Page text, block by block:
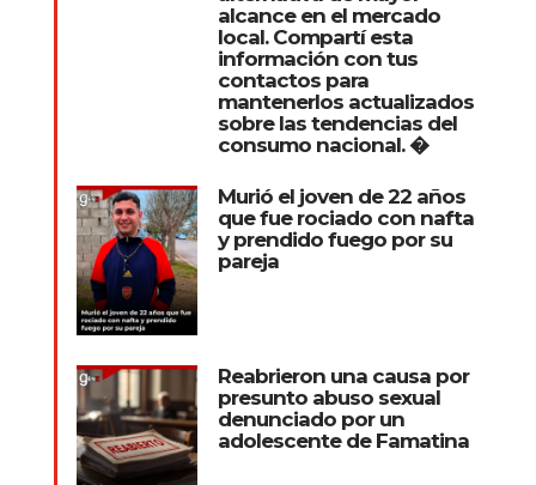
alcance en el mercado
local. Compartí esta
información con tus
contactos para
mantenerlos actualizados
sobre las tendencias del
consumo nacional. �
Murió el joven de 22 años
que fue rociado con nafta
y prendido fuego por su
pareja
Reabrieron una causa por
presunto abuso sexual
denunciado por un
adolescente de Famatina